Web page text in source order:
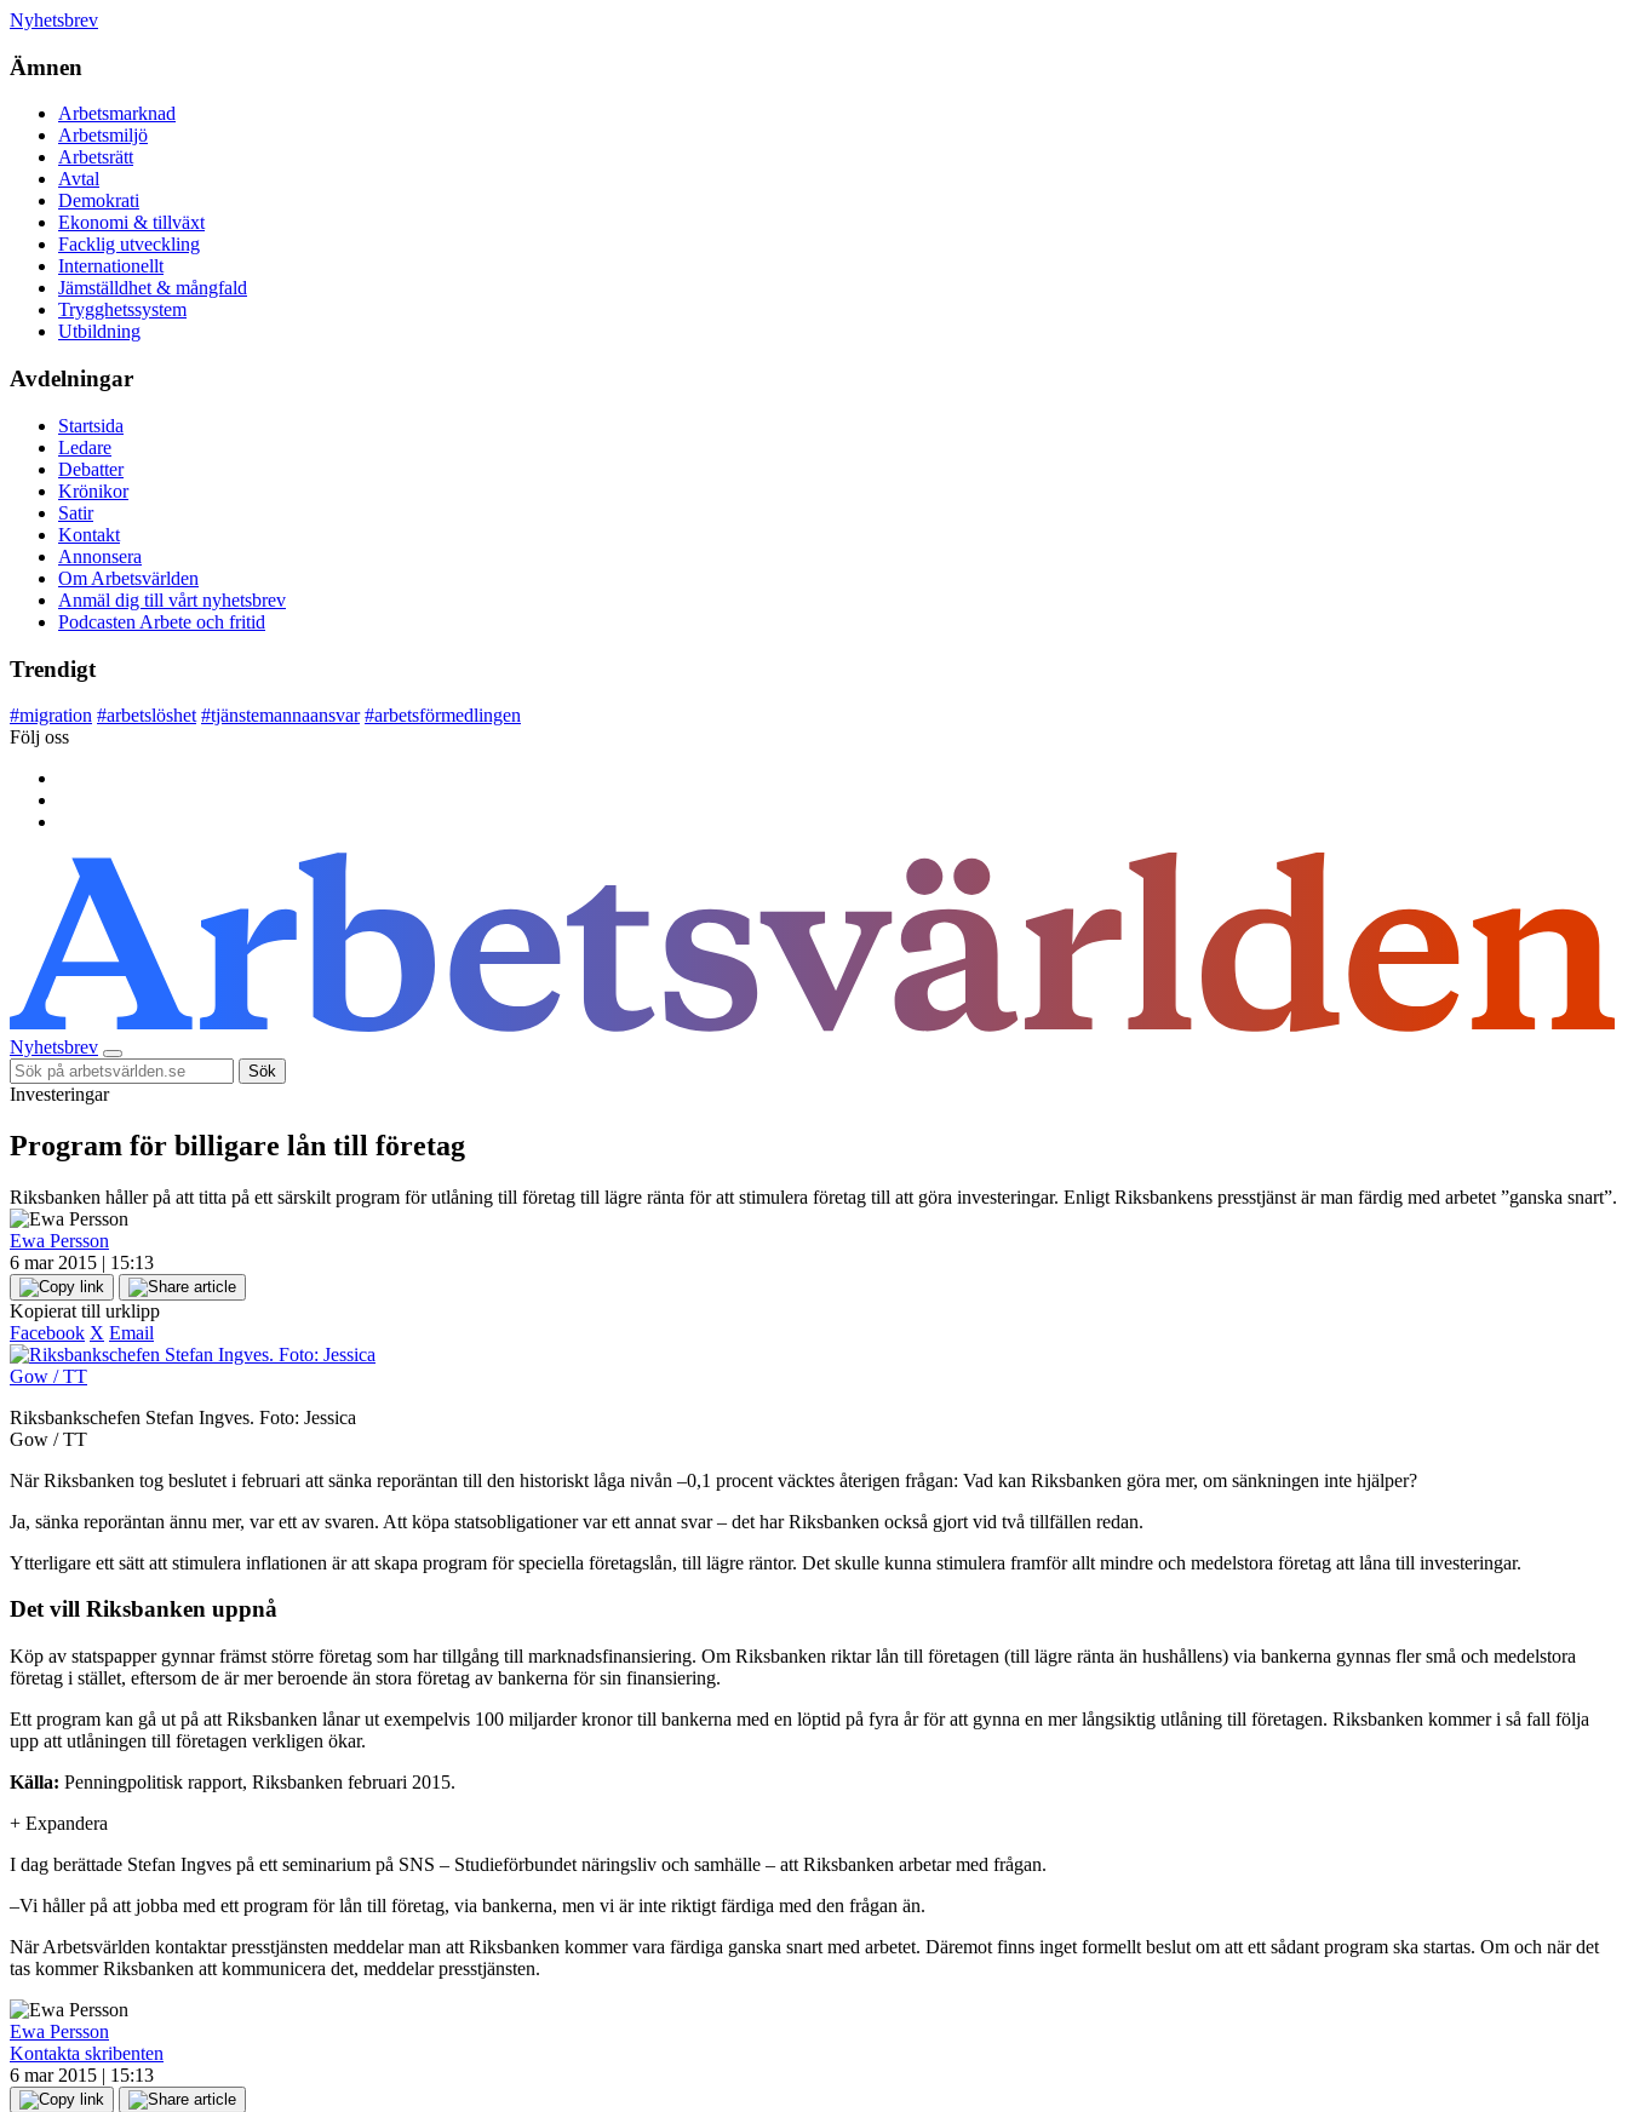
Nyhetsbrev
Ämnen
Arbetsmarknad
Arbetsmiljö
Arbetsrätt
Avtal
Demokrati
Ekonomi & tillväxt
Facklig utveckling
Internationellt
Jämställdhet & mångfald
Trygghetssystem
Utbildning
Avdelningar
Startsida
Ledare
Debatter
Krönikor
Satir
Kontakt
Annonsera
Om Arbetsvärlden
Anmäl dig till vårt nyhetsbrev
Podcasten Arbete och fritid
Trendigt
#migration #arbetslöshet #tjänstemannaansvar #arbetsförmedlingen
Följ oss
Nyhetsbrev
Sök
Investeringar
Program för billigare lån till företag
Riksbanken håller på att titta på ett särskilt program för utlåning till företag till lägre ränta för att stimulera företag till att göra investeringar. Enligt Riksbankens presstjänst är man färdig med arbetet ”ganska snart”.
Ewa Persson
6 mar 2015 | 15:13
Kopierat till urklipp
Facebook X Email
Riksbankschefen Stefan Ingves. Foto: Jessica
Gow / TT
När Riksbanken tog beslutet i februari att sänka reporäntan till den historiskt låga nivån –0,1 procent väcktes återigen frågan: Vad kan Riksbanken göra mer, om sänkningen inte hjälper?
Ja, sänka reporäntan ännu mer, var ett av svaren. Att köpa statsobligationer var ett annat svar – det har Riksbanken också gjort vid två tillfällen redan.
Ytterligare ett sätt att stimulera inflationen är att skapa program för speciella företagslån, till lägre räntor. Det skulle kunna stimulera framför allt mindre och medelstora företag att låna till investeringar.
Det vill Riksbanken uppnå
Köp av statspapper gynnar främst större företag som har tillgång till marknadsfinansiering. Om Riksbanken riktar lån till företagen (till lägre ränta än hushållens) via bankerna gynnas fler små och medelstora
företag i stället, eftersom de är mer beroende än stora företag av bankerna för sin finansiering.
Ett program kan gå ut på att Riksbanken lånar ut exempelvis 100 miljarder kronor till bankerna med en löptid på fyra år för att gynna en mer långsiktig utlåning till företagen. Riksbanken kommer i så fall följa
upp att utlåningen till företagen verkligen ökar.
Källa: Penningpolitisk rapport, Riksbanken februari 2015.
+ Expandera
I dag berättade Stefan Ingves på ett seminarium på SNS – Studieförbundet näringsliv och samhälle – att Riksbanken arbetar med frågan.
–Vi håller på att jobba med ett program för lån till företag, via bankerna, men vi är inte riktigt färdiga med den frågan än.
När Arbetsvärlden kontaktar presstjänsten meddelar man att Riksbanken kommer vara färdiga ganska snart med arbetet. Däremot finns inget formellt beslut om att ett sådant program ska startas. Om och när det
tas kommer Riksbanken att kommunicera det, meddelar presstjänsten.
Ewa Persson
Kontakta skribenten
6 mar 2015 | 15:13